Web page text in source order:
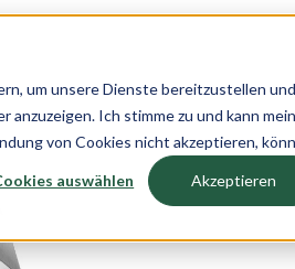
um unsere Dienste bereitzustellen
Ich stimme zu und kann
von Cookies nicht akzeptieren,
auswählen Akzeptieren